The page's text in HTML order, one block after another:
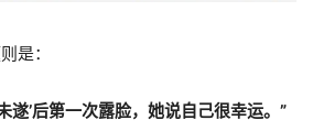
是：
遂’后第一次露脸，她说自己很幸运。”